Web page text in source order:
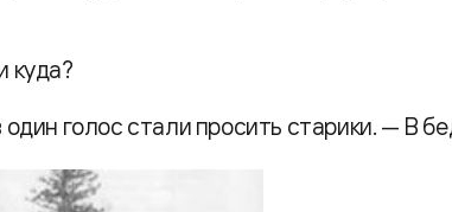
куда?
голос стали просить старики. — В